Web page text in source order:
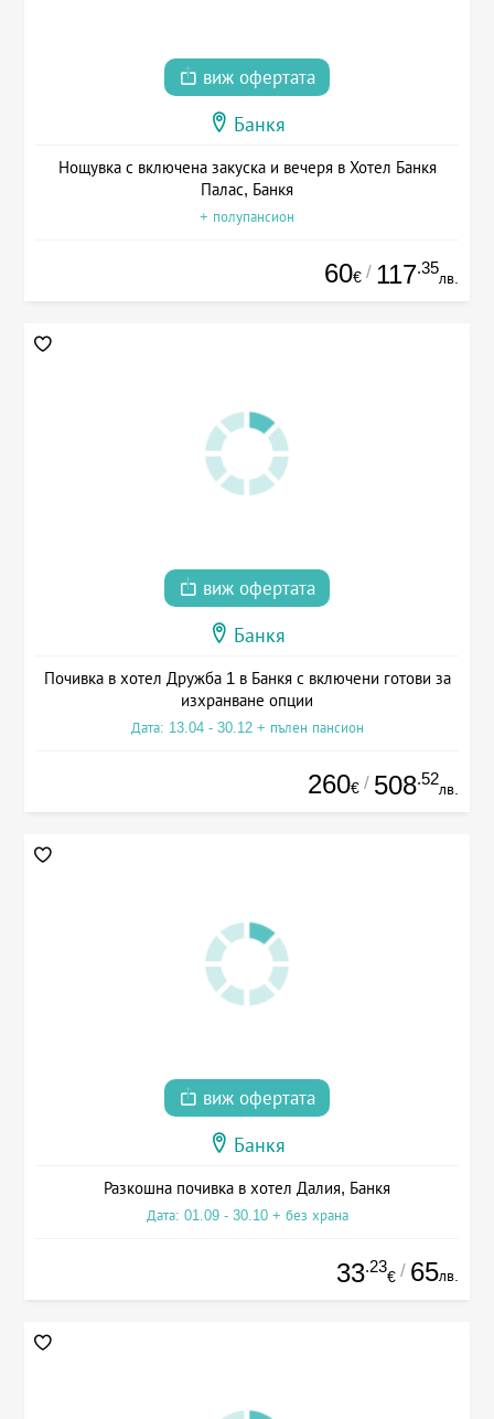
виж офертата
Банкя
Нощувка с включена закуска и вечеря в Хотел Банкя
Палас, Банкя
+ полупансион
60€ / 117.35
лв.
виж офертата
Банкя
Почивка в хотел Дружба 1 в Банкя с включени готови за
изхранване опции
Дата: 13.04 - 30.12 + пълен пансион
260€ / 508.52
лв.
виж офертата
Банкя
Разкошна почивка в хотел Далия, Банкя
Дата: 01.09 - 30.10 + без храна
33.23
€ / 65лв.